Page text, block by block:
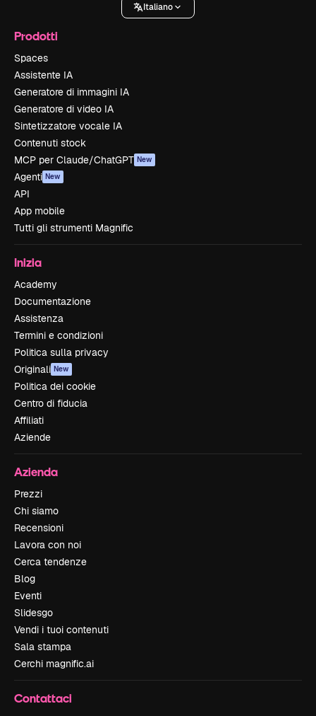
Italiano
Prodotti
Spaces
Assistente IA
Generatore di immagini IA
Generatore di video IA
Sintetizzatore vocale IA
Contenuti stock
MCP per Claude/ChatGPT New
Agenti New
API
App mobile
Tutti gli strumenti Magnific
Inizia
Academy
Documentazione
Assistenza
Termini e condizioni
Politica sulla privacy
Originali New
Politica dei cookie
Centro di fiducia
Affiliati
Aziende
Azienda
Prezzi
Chi siamo
Recensioni
Lavora con noi
Cerca tendenze
Blog
Eventi
Slidesgo
Vendi i tuoi contenuti
Sala stampa
Cerchi magnific.ai
Contattaci